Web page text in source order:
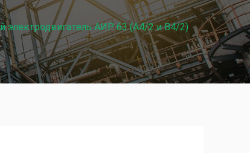
электродвигатель АИР 63 (А4/2 и В4/2)